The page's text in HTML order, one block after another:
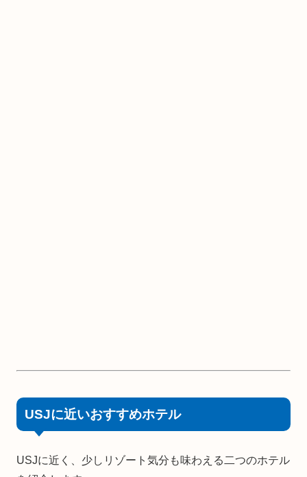
USJに近いおすすめホテル
USJに近く、少しリゾート気分も味わえる二つのホテル